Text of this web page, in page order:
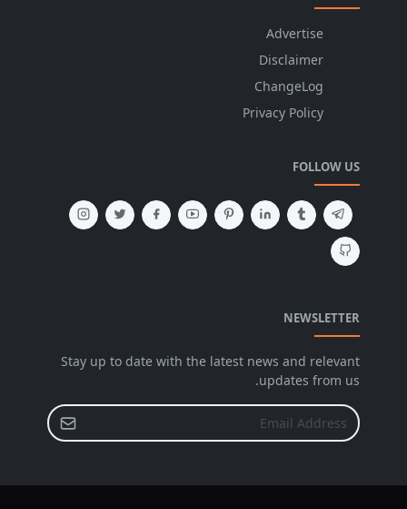
Advertise
Disclaimer
ChangeLog
Privacy Policy
FOLLOW US
NEWSLETTER
Stay up to date with the latest news and relevant
updates from us.